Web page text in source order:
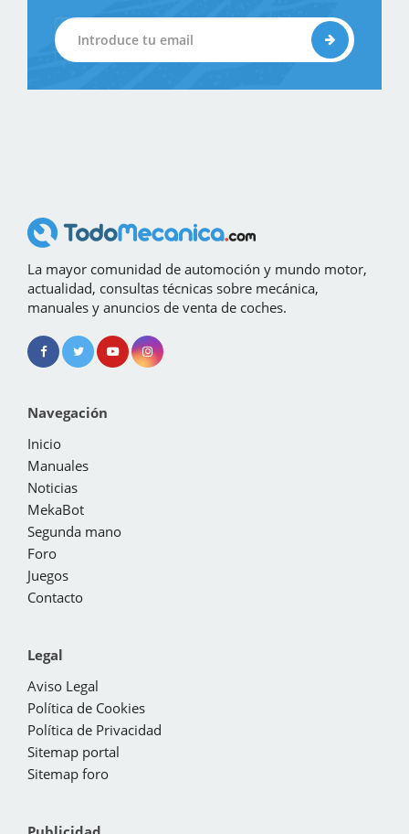
La mayor comunidad de automoción y mundo motor,
actualidad, consultas técnicas sobre mecánica,
manuales y anuncios de venta de coches.
Navegación
Inicio
Manuales
Noticias
MekaBot
Segunda mano
Foro
Juegos
Contacto
Legal
Aviso Legal
Política de Cookies
Política de Privacidad
Sitemap portal
Sitemap foro